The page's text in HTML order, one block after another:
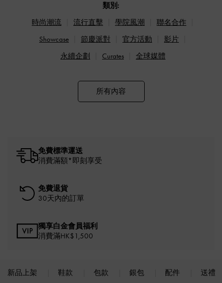
類別:
時尚潮流
流行直擊 學院風潮
聯名合作
Showcase
節慶派對 官方活動
影片
永續企劃
Curates 全球媒體
所有內容
免費標準運送
消費滿額*即刻享受
免費退貨
30天內的訂單
獨享白金會員福利
消費滿HK$1,500
新品上架 鞋款 包款 銀包 配件 送禮